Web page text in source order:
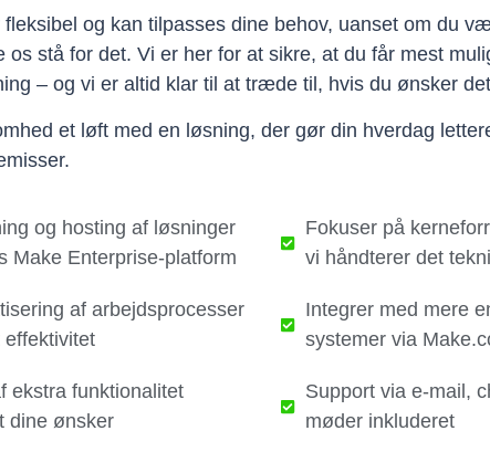
fleksibel og kan tilpasses dine behov, uanset om du
os stå for det. Vi er her for at sikre, at du får mest
– og vi er altid klar til at træde til, hvis du ønsker
et løft med en løsning, der gør din hverdag
og hosting af løsninger
Make Enterprise-platform
af arbejdsprocesser
ekstra funktionalitet
dine ønsker​
Fokuser på
vi håndterer det
Integrer med mere
systemer via
Support via e-mail,
møder inkluderet